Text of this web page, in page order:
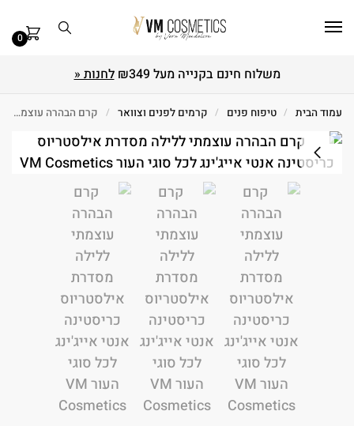
0
משלוח חינם בקנייה מעל ₪349 לחנות «
עמוד הבית / טיפוח פנים / קרמים לפנים וצוואר / קרם הבהרה עוצמתי ללילה אילסטריוס 50 מ"ל Christina כריסטינה